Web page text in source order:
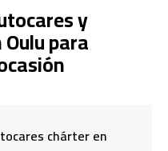
y
para
chárter en